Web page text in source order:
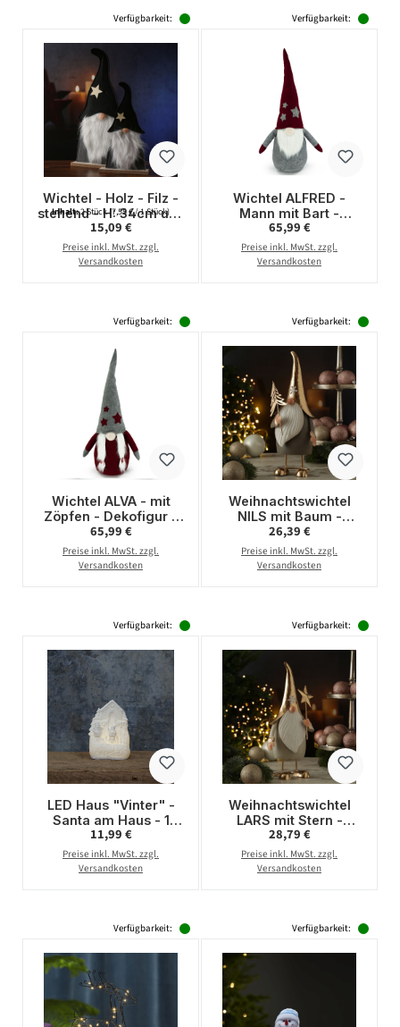
Verfügbarkeit:
Wichtel - Holz - Filz -
stehend - H: 34cm und
48cm - Mütze mit
Stern - schwarz, grau
- 2er Set
Inhalt:2 Stück(7,55 € / 1 Stück)
Regulärer Preis:
15,09 €
Preise inkl. MwSt. zzgl.
Versandkosten
Verfügbarkeit:
Wichtel ALFRED -
Mann mit Bart -
Dekofigur - Filz - H: 1m
- weinrote biegbare
Mütze - graue Sterne
Regulärer Preis:
65,99 €
Preise inkl. MwSt. zzgl.
Versandkosten
Verfügbarkeit:
Wichtel ALVA - mit
Zöpfen - Dekofigur -
Filz - H: 1m - graue
biegbare Mütze -
weinrote Sterne
Regulärer Preis:
65,99 €
Preise inkl. MwSt. zzgl.
Versandkosten
Verfügbarkeit:
Weihnachtswichtel
NILS mit Baum -
Dekofigur aus Metall -
H: 35cm - gold, grau
Regulärer Preis:
26,39 €
Preise inkl. MwSt. zzgl.
Versandkosten
Verfügbarkeit:
LED Haus "Vinter" -
Santa am Haus - 1
warmweiße LED - H:
15,5cm -
Batteriebetrieb - weiß
Regulärer Preis:
11,99 €
Preise inkl. MwSt. zzgl.
Versandkosten
Verfügbarkeit:
Weihnachtswichtel
LARS mit Stern -
Dekofigur aus Metall -
H: 35cm - gold, grau
Regulärer Preis:
28,79 €
Preise inkl. MwSt. zzgl.
Versandkosten
Verfügbarkeit: Verfügbarkeit: